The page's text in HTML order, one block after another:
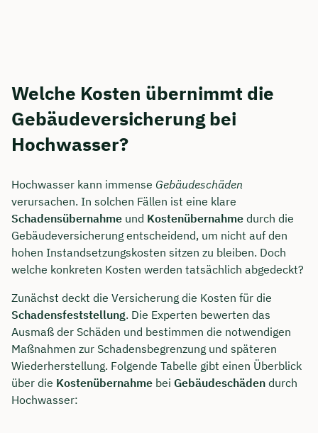
Welche Kosten übernimmt die
Gebäudeversicherung bei
Hochwasser?
Hochwasser kann immense Gebäudeschäden
verursachen. In solchen Fällen ist eine klare
Schadensübernahme und Kostenübernahme durch die
Gebäudeversicherung entscheidend, um nicht auf den
hohen Instandsetzungskosten sitzen zu bleiben. Doch
welche konkreten Kosten werden tatsächlich abgedeckt?
Zunächst deckt die Versicherung die Kosten für die
Schadensfeststellung. Die Experten bewerten das
Ausmaß der Schäden und bestimmen die notwendigen
Maßnahmen zur Schadensbegrenzung und späteren
Wiederherstellung. Folgende Tabelle gibt einen Überblick
über die Kostenübernahme bei Gebäudeschäden durch
Hochwasser: